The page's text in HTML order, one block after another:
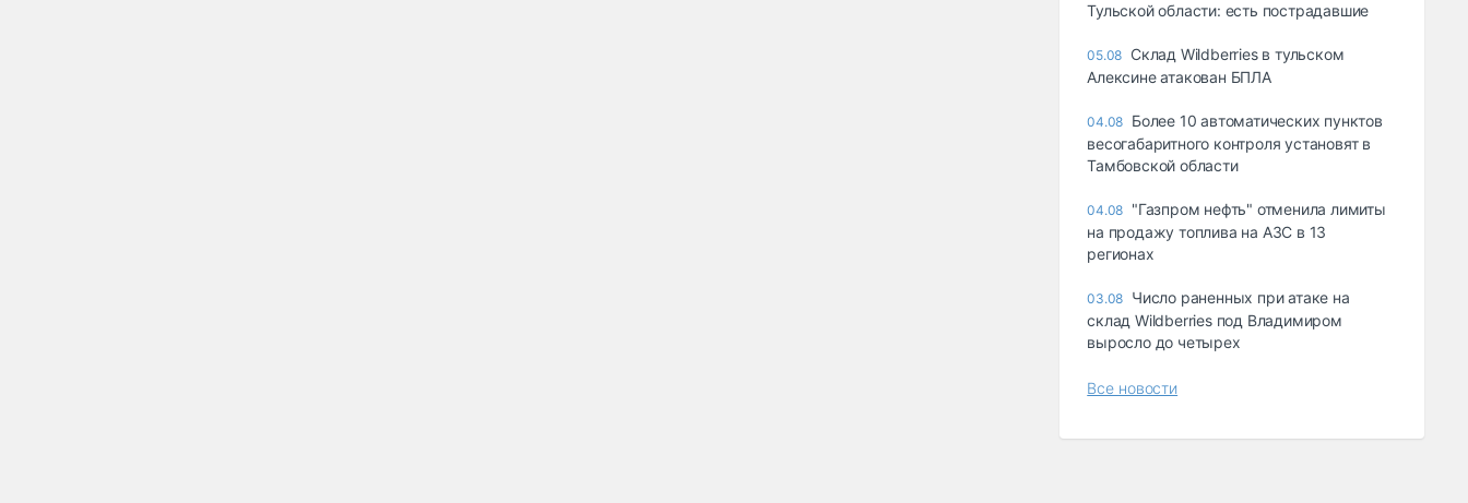
Тульской области: есть пострадавшие
05.08 Склад Wildberries в тульском
Алексине атакован БПЛА
04.08 Более 10 автоматических пунктов
весогабаритного контроля установят в
Тамбовской области
04.08 "Газпром нефть" отменила лимиты
на продажу топлива на АЗС в 13
регионах
03.08 Число раненных при атаке на
склад Wildberries под Владимиром
выросло до четырех
Все новости